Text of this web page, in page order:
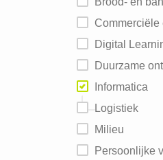
Digital
Duurzame
Informatica
Logistiek
Milieu
Persoonlijke